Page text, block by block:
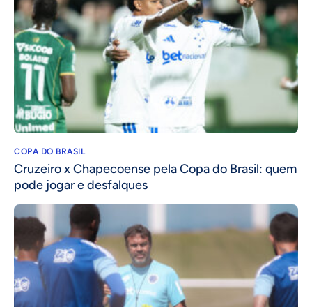
COPA DO BRASIL
Cruzeiro x Chapecoense pela Copa do Brasil: quem
pode jogar e desfalques